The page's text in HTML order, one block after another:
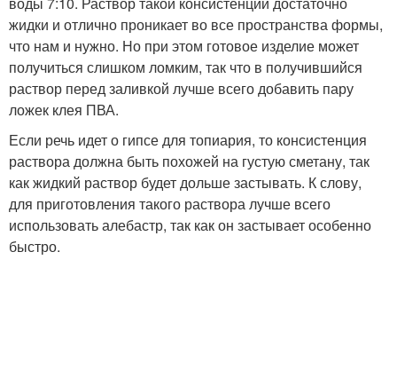
жидки и отлично проникает во все пространства формы,
что нам и нужно. Но при этом готовое изделие может
получиться слишком ломким, так что в получившийся
раствор перед заливкой лучше всего добавить пару
ложек клея ПВА.
Если речь идет о гипсе для топиария, то консистенция
раствора должна быть похожей на густую сметану, так
как жидкий раствор будет дольше застывать. К слову,
для приготовления такого раствора лучше всего
использовать алебастр, так как он застывает особенно
быстро.